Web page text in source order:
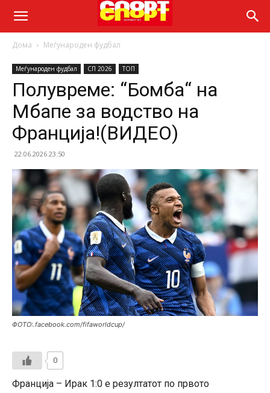
Дома Меѓународен фудбал
Меѓународен фудбал СП 2026 ТОП
Полувреме: “Бомба“ на
Мбапе за водство на
Франција!(ВИДЕО)
22.06.2026 23:50
ФОТО:.facebook.com/fifaworldcup/
0
Франција – Ирак 1:0 е резултатот по првото